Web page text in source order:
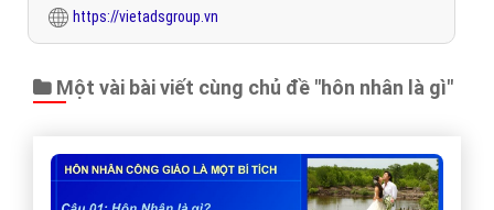
https://vietadsgroup.vn
Một vài bài viết cùng chủ đề "hôn nhân là gì"